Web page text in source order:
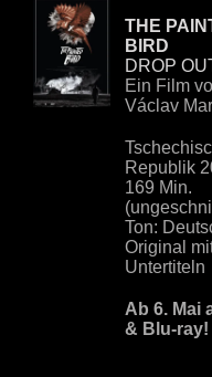
THE
BIRD
DROP
Ein Film
Václav
Republik
169 Min.
Ton:
Original
Untertiteln
Ab 6. Mai
& Blu-ray!